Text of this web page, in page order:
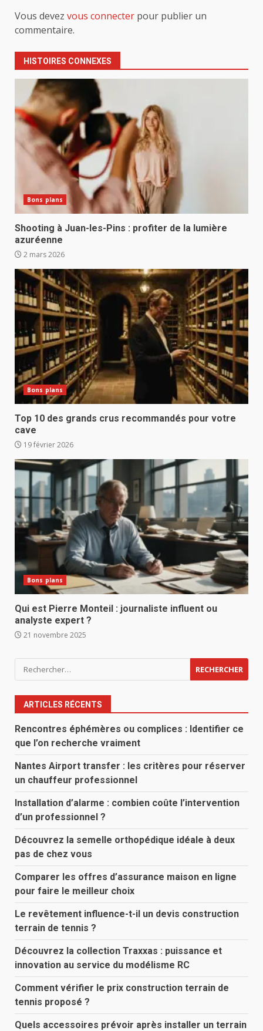
Vous devez vous connecter pour publier un
commentaire.
HISTOIRES CONNEXES
Bons plans
Shooting à Juan-les-Pins : profiter de la lumière
azuréenne
2 mars 2026
Bons plans
Top 10 des grands crus recommandés pour votre
cave
19 février 2026
Bons plans
Qui est Pierre Monteil : journaliste influent ou
analyste expert ?
21 novembre 2025
Rechercher :
ARTICLES RÉCENTS
Rencontres éphémères ou complices : Identifier ce
que l’on recherche vraiment
Nantes Airport transfer : les critères pour réserver
un chauffeur professionnel
Installation d’alarme : combien coûte l’intervention
d’un professionnel ?
Découvrez la semelle orthopédique idéale à deux
pas de chez vous
Comparer les offres d’assurance maison en ligne
pour faire le meilleur choix
Le revêtement influence-t-il un devis construction
terrain de tennis ?
Découvrez la collection Traxxas : puissance et
innovation au service du modélisme RC
Comment vérifier le prix construction terrain de
tennis proposé ?
Quels accessoires prévoir après installer un terrain